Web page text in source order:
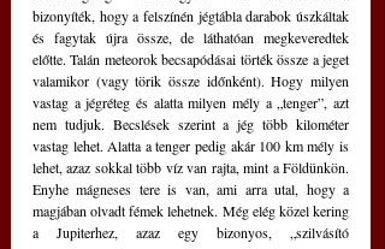
bizonyíték, hogy a felszínén jégtábla darabok úszkáltak
és fagytak újra össze, de láthatóan megkeveredtek
előtte. Talán meteorok becsapódásai törték össze a jeget
valamikor (vagy törik össze időnként). Hogy milyen
vastag a jégréteg és alatta milyen mély a „tenger”, azt
nem tudjuk. Becslések szerint a jég több kilométer
vastag lehet. Alatta a tenger pedig akár 100 km mély is
lehet, azaz sokkal több víz van rajta, mint a Földünkön.
Enyhe mágneses tere is van, ami arra utal, hogy a
magjában olvadt fémek lehetnek. Még elég közel kering
a Jupiterhez, azaz egy bizonyos, „szilvásító